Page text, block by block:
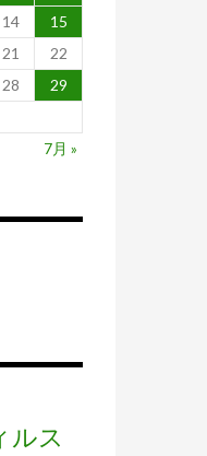
14
15
21
22
28
29
7月 »
ルス